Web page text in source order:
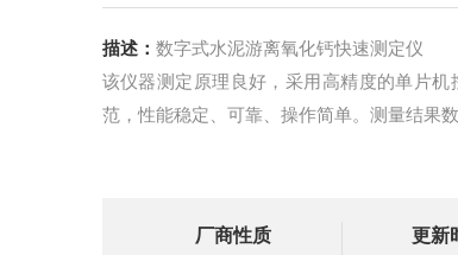
描述： 数字式水泥游离氧化钙快速测定仪
该仪器测定原理良好，采用高精度的单片
范，性能稳定、可靠、操作简单。测量结果
厂商性质 更新